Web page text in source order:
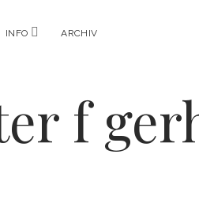
INFO MenüARCHIV
f